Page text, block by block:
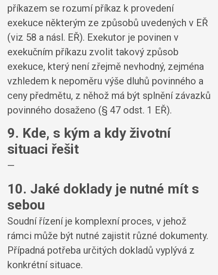
příkazem se rozumí příkaz k provedení
exekuce některým ze způsobů uvedených v EŘ
(viz 58 a násl. EŘ). Exekutor je povinen v
exekučním příkazu zvolit takový způsob
exekuce, který není zřejmě nevhodný, zejména
vzhledem k nepoměru výše dluhů povinného a
ceny předmětu, z něhož má být splnění závazků
povinného dosaženo (§ 47 odst. 1 EŘ).
9. Kde, s kým a kdy životní
situaci řešit
—
10. Jaké doklady je nutné mít s
sebou
Soudní řízení je komplexní proces, v jehož
rámci může být nutné zajistit různé dokumenty.
Případná potřeba určitých dokladů vyplývá z
konkrétní situace.